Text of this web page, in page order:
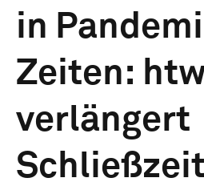
in
Zeiten:
verlängert